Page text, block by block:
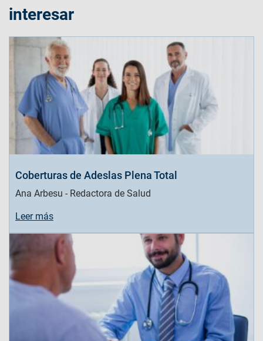
interesar
Coberturas de Adeslas Plena Total
Ana Arbesu - Redactora de Salud
Leer más